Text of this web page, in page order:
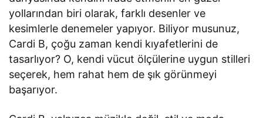
yollarından biri olarak, farklı desenler ve
kesimlerle denemeler yapıyor. Biliyor musunuz,
Cardi B, çoğu zaman kendi kıyafetlerini de
tasarlıyor? O, kendi vücut ölçülerine uygun stilleri
seçerek, hem rahat hem de şık görünmeyi
başarıyor.